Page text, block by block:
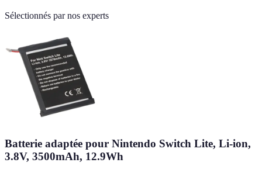
Sélectionnés par nos experts
Batterie adaptée pour Nintendo Switch Lite, Li-ion,
3.8V, 3500mAh, 12.9Wh